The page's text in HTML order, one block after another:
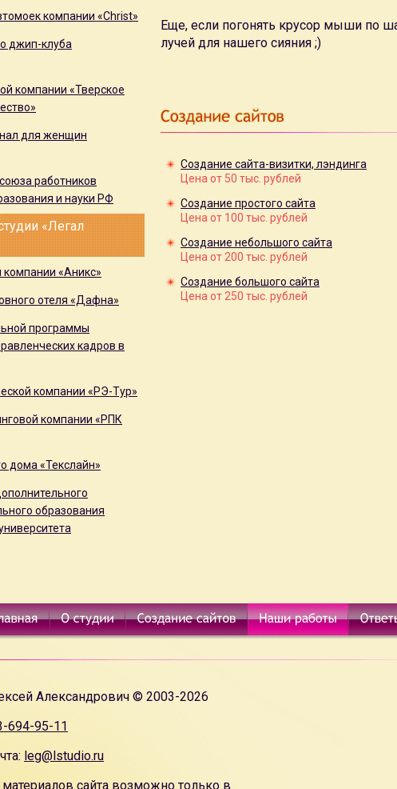
компании «Christ»
джип-клуба
компании «Тверское
для женщин
работников
и науки РФ
«Легал
компании «Аникс»
отеля «Дафна»
программы
кадров в
компании «РЭ-Тур»
компании «РПК
дома «Текслайн»
образования
Еще, если погонять крусор мыши по
лучей для нашего сияния ;)
Создание сайта-визитки, лэндинга
Цена от 50 тыс. рублей
Создание простого сайта
Цена от 100 тыс. рублей
Создание небольшого сайта
Цена от 200 тыс. рублей
Создание большого сайта
Цена от 250 тыс. рублей
Александрович © 2003-2026
694-95-11
leg@lstudio.ru
сайта возможно только в